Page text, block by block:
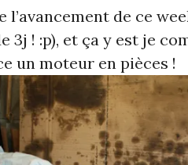
de ce
3j ! :p), et ça y est je
un moteur en pièces !